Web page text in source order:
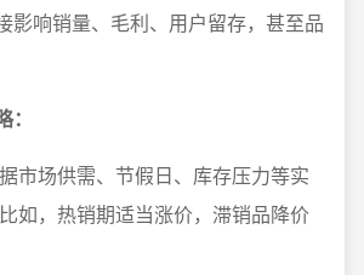
影响销量、毛利、用户留存，甚至品
市场供需、节假日、库存压力等实
如，热销期适当涨价，滞销品降价